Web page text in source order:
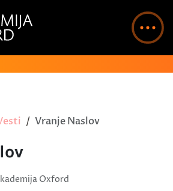
Vranje Naslov
Oxford